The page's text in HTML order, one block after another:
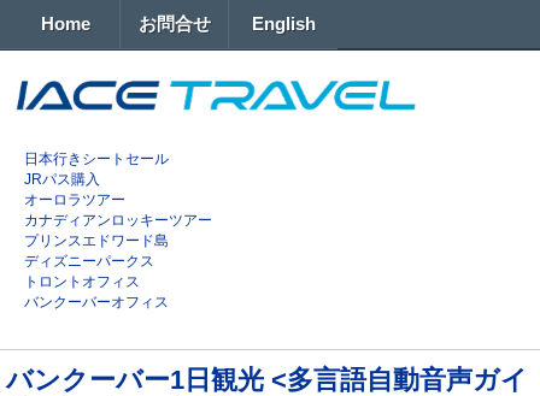
Home お問合せ English
日本行きシートセール
JRパス購入
オーロラツアー
カナディアンロッキーツアー
プリンスエドワード島
ディズニーパークス
トロントオフィス
バンクーバーオフィス
バンクーバー1日観光 <多言語自動音声ガイ